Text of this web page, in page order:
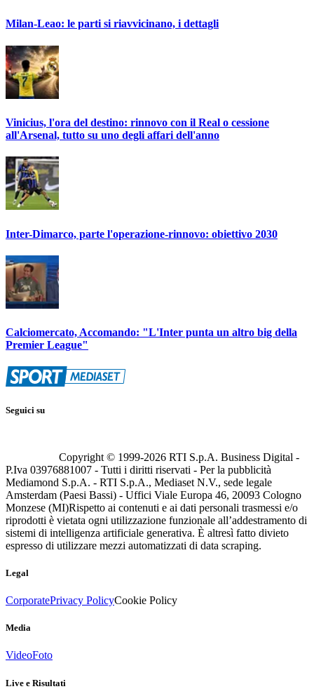
Milan-Leao: le parti si riavvicinano, i dettagli
Vinicius, l'ora del destino: rinnovo con il Real o cessione
all'Arsenal, tutto su uno degli affari dell'anno
Inter-Dimarco, parte l'operazione-rinnovo: obiettivo 2030
Calciomercato, Accomando: "L'Inter punta un altro big della
Premier League"
Seguici su
Copyright © 1999-2026 RTI S.p.A. Business Digital -
P.Iva 03976881007 - Tutti i diritti riservati - Per la pubblicità
Mediamond S.p.A. - RTI S.p.A., Mediaset N.V., sede legale
Amsterdam (Paesi Bassi) - Uffici Viale Europa 46, 20093 Cologno
Monzese (MI)Rispetto ai contenuti e ai dati personali trasmessi e/o
riprodotti è vietata ogni utilizzazione funzionale all’addestramento di
sistemi di intelligenza artificiale generativa. È altresì fatto divieto
espresso di utilizzare mezzi automatizzati di data scraping.
Legal
CorporatePrivacy PolicyCookie Policy
Media
VideoFoto
Live e Risultati